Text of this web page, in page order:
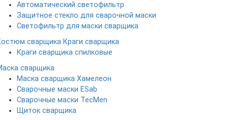
Автоматический светофильтр
Защитное стекло для сварочной маски
Светофильтр для маски сварщика
сварщика Краги сварщика
Краги сварщика спилковые
сварщика
Маска сварщика Хамелеон
Сварочные маски ESab
Сварочные маски TecMen
Щиток сварщика